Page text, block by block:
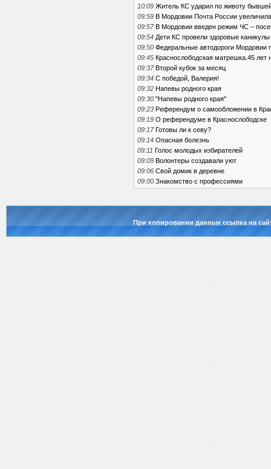
10:09 Житель КС ударил по животу
09:59 В Мордовии Почта России
09:57 В Мордовии введен режим ЧС –
09:54 Дети КС провели здоровые каникулы
09:50 Федеральные автодороги Мордовии
09:45 Краснослободская матрешка.45 лет
09:37 Второй кубок за месяц
09:34 С победой, Валерия!
09:32 Напевы родного края
09:30 "Напевы родного края"
09:23 Референдум о самообложении в
09:19 О референдуме в Краснослободске
09:17 Готовы ли к севу?
09:14 Опасная болезнь
09:11 Голос молодых избирателей
09:09 Волонтеры создавали уют
09:06 Свой домик в деревне
09:00 Знакомство с профессиями
При копировании данных ссылка на